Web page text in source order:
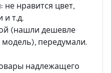
не нравится цвет,
и т.д.
(нашли дешевле
передумали.
надлежащего